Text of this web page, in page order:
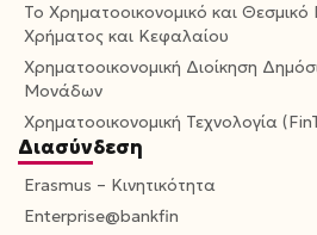
Το Χρηματοοικονομικό και
Χρήματος και Κεφαλαίου
Χρηματοοικονομική Διοίκηση
Μονάδων
Χρηματοοικονομική Τεχνολογία
Διασύνδεση
Erasmus – Κινητικότητα
Enterprise@bankfin